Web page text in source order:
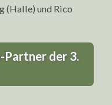
(Halle) und Rico
Partner der 3.